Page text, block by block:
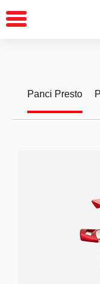
Panci Presto